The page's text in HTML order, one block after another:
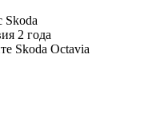
Skoda
2 года
Skoda Octavia